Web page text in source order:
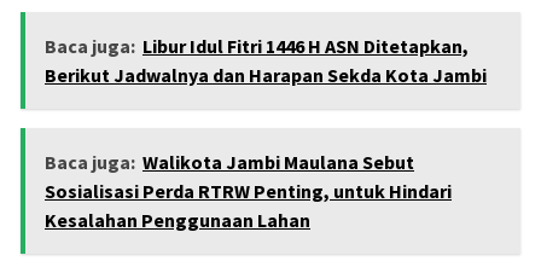
Baca juga: Libur Idul Fitri 1446 H ASN Ditetapkan,
Berikut Jadwalnya dan Harapan Sekda Kota Jambi
Baca juga: Walikota Jambi Maulana Sebut
Sosialisasi Perda RTRW Penting, untuk Hindari
Kesalahan Penggunaan Lahan